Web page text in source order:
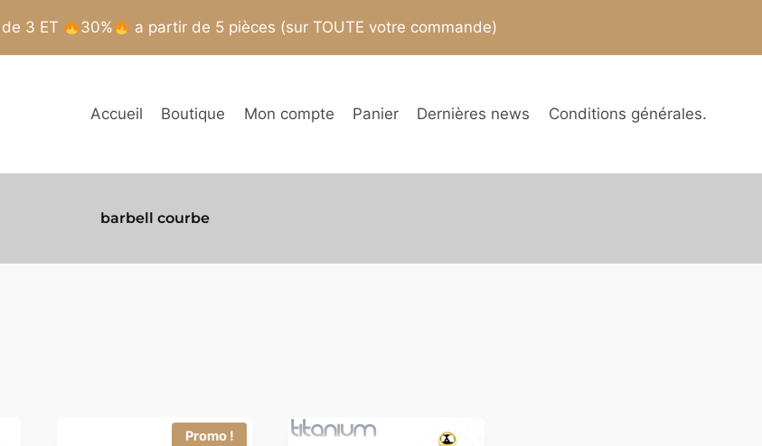
3 ET 30% a partir de 5 pièces (sur TOUTE votre commande)
Accueil Boutique Mon compte Panier Dernières news Conditions générales.
barbell courbe
Promo !